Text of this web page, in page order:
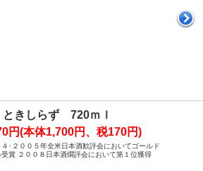
きしらず 720ｍｌ
円(本体1,700円、税170円)
４･２００５年全米日本酒歓評会においてゴールド
受賞 ２００８日本酒燗評会において第１位獲得